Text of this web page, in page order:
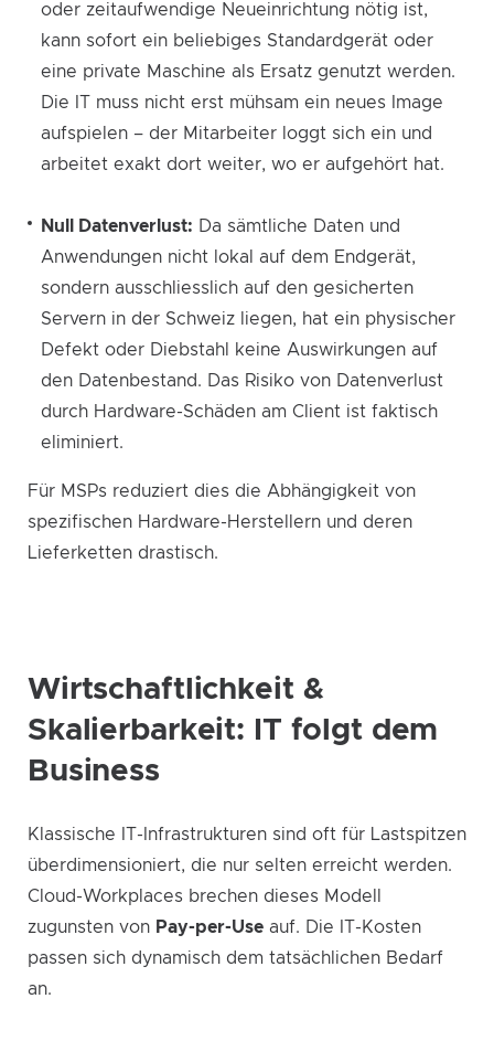
oder zeitaufwendige Neueinrichtung nötig ist,
kann sofort ein beliebiges Standardgerät oder
eine private Maschine als Ersatz genutzt werden.
Die IT muss nicht erst mühsam ein neues Image
aufspielen – der Mitarbeiter loggt sich ein und
arbeitet exakt dort weiter, wo er aufgehört hat.
Null Datenverlust: Da sämtliche Daten und
Anwendungen nicht lokal auf dem Endgerät,
sondern ausschliesslich auf den gesicherten
Servern in der Schweiz liegen, hat ein physischer
Defekt oder Diebstahl keine Auswirkungen auf
den Datenbestand. Das Risiko von Datenverlust
durch Hardware-Schäden am Client ist faktisch
eliminiert.
Für MSPs reduziert dies die Abhängigkeit von
spezifischen Hardware-Herstellern und deren
Lieferketten drastisch.
Wirtschaftlichkeit &
Skalierbarkeit: IT folgt dem
Business
Klassische IT-Infrastrukturen sind oft für Lastspitzen
überdimensioniert, die nur selten erreicht werden.
Cloud-Workplaces brechen dieses Modell
zugunsten von Pay-per-Use auf. Die IT-Kosten
passen sich dynamisch dem tatsächlichen Bedarf
an.